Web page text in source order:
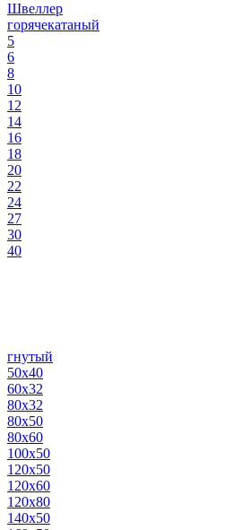
Швеллер
горячекатаный
5
6
8
10
12
14
16
18
20
22
24
27
30
40
гнутый
50х40
60х32
80х32
80х50
80х60
100х50
120х50
120х60
120х80
140х50